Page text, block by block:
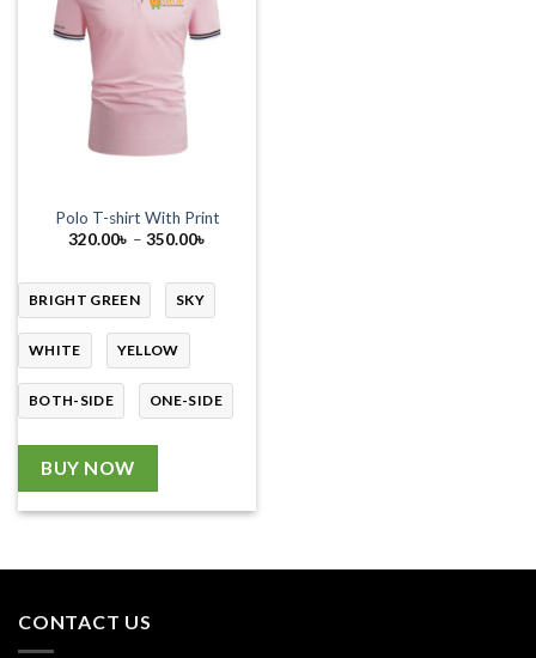
Polo T-shirt With Print
320.00৳ – 350.00৳
through
BRIGHT GREEN SKY
WHITE YELLOW
BOTH-SIDE ONE-SIDE
BUY NOW
CONTACT US